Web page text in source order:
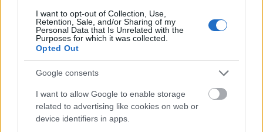
I want to opt-out of Collection, Use,
Retention, Sale, and/or Sharing of my
Personal Data that Is Unrelated with the
Purposes for which it was collected.
Opted Out
Google consents
I want to allow Google to enable storage
related to advertising like cookies on web or
device identifiers in apps.